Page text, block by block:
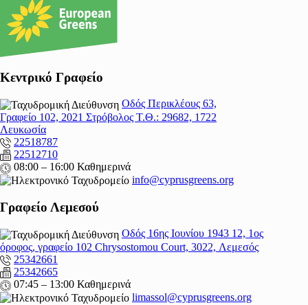
Κεντρικό Γραφείο
Οδός Περικλέους 63,
Γραφείο 102, 2021 Στρόβολος Τ.Θ.: 29682, 1722
Λευκωσία
22518787
22512710
08:00 – 16:00 Καθημερινά
info@cyprusgreens.org
Γραφείο Λεμεσού
Οδός 16ης Ιουνίου 1943 12, 1ος
όροφος, γραφείο 102 Chrysostomou Court, 3022, Λεμεσός
25342661
25342665
07:45 – 13:00 Καθημερινά
limassol@cyprusgreens.org